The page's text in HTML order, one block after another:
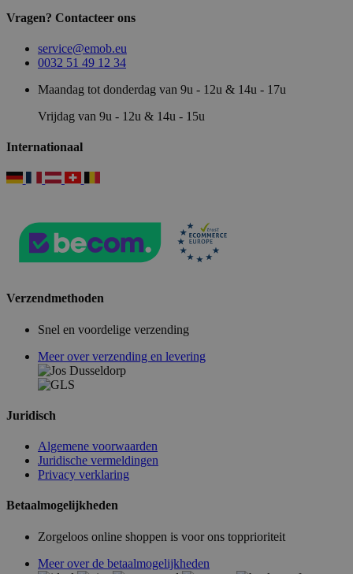
Vragen? Contacteer ons
service@emob.eu
0032 51 49 12 34
Maandag tot donderdag van 9u - 12u & 14u - 17u
Vrijdag van 9u - 12u & 14u - 15u
Internationaal
Verzendmethoden
Snel en voordelige verzending
Meer over verzending en levering
Juridisch
Algemene voorwaarden
Juridische vermeldingen
Privacy verklaring
Betaalmogelijkheden
Zorgeloos online shoppen is voor ons topprioriteit
Meer over de betaalmogelijkheden